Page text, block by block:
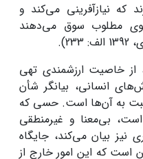
که نیازآفرینی می‌کند و
مطلوب سوق می‌دهند
از خاصیت ارزشمندی تهی
انسانی، بیانگر شأن
به آن‌ها است. حسی که
بی‌معنا و غیرمنطقی
بیان می‌کند، جایگاه
است که این امور خارج از